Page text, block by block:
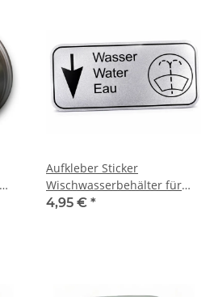
Aufkleber Sticker
Wischwasserbehälter für
Porsche Volkwagen
4,95 € *